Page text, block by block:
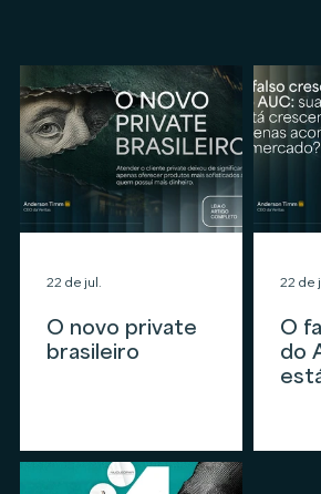
O novo private
brasileiro
22 de jul.
O
do
22 de